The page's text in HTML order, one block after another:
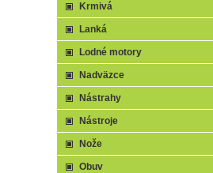
Krmivá
Lanká
Lodné motory
Nadväzce
Nástrahy
Nástroje
Nože
Obuv